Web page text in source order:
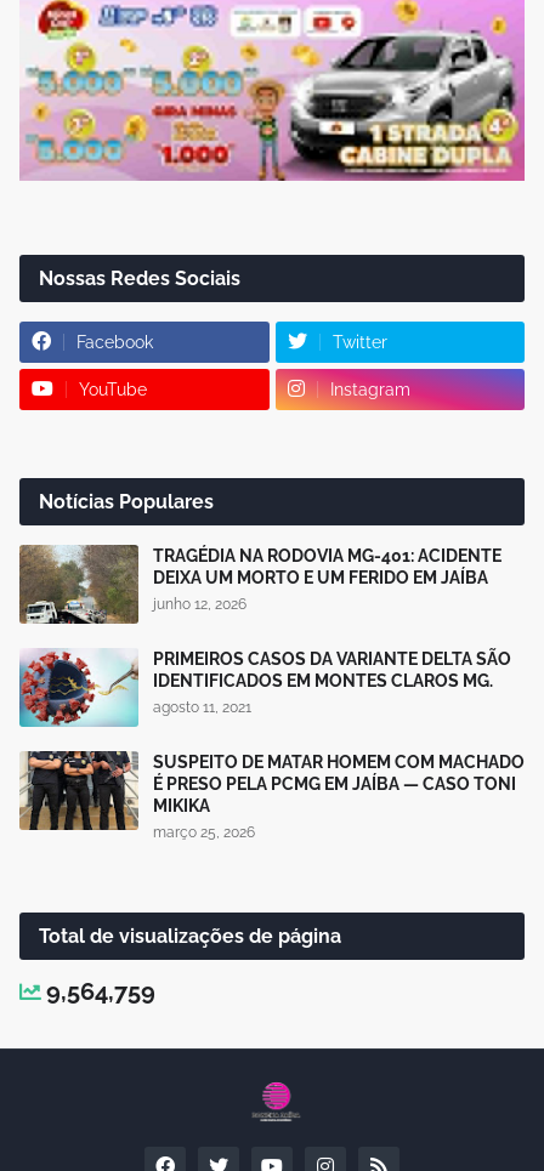
Nossas Redes Sociais
Facebook Twitter
YouTube Instagram
Notícias Populares
TRAGÉDIA NA RODOVIA MG-401: ACIDENTE
DEIXA UM MORTO E UM FERIDO EM JAÍBA
junho 12, 2026
PRIMEIROS CASOS DA VARIANTE DELTA SÃO
IDENTIFICADOS EM MONTES CLAROS MG.
agosto 11, 2021
SUSPEITO DE MATAR HOMEM COM MACHADO
É PRESO PELA PCMG EM JAÍBA — CASO TONI
MIKIKA
março 25, 2026
Total de visualizações de página
9,564,759